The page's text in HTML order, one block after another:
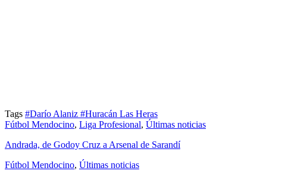
Tags #Darío Alaniz #Huracán Las Heras
Fútbol Mendocino, Liga Profesional, Últimas noticias
Andrada, de Godoy Cruz a Arsenal de Sarandí
Fútbol Mendocino, Últimas noticias